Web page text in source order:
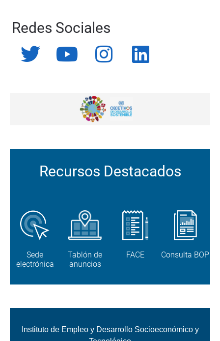
Redes Sociales
Recursos Destacados
Sede
electrónica
Tablón de
anuncios
FACE Consulta BOP
Instituto de Empleo y Desarrollo Socioeconómico y